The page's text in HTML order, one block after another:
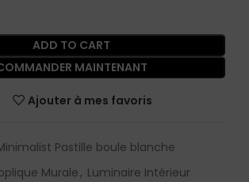
ADD TO CART
MAINTENANT
Ajouter à mes favoris
Pastille boule blanche
Murale, Luminaire Intérieur